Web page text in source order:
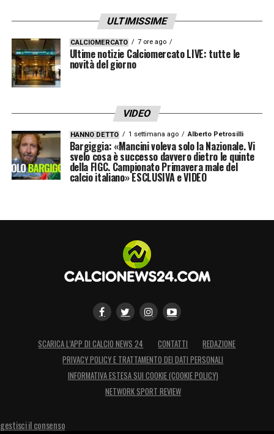
ULTIMISSIME
CALCIOMERCATO 7 ore ago
Ultime notizie Calciomercato LIVE: tutte le
novità del giorno
VIDEO
HANNO DETTO 1 settimana ago Alberto Petrosilli
Bargiggia: «Mancini voleva solo la Nazionale. Vi
svelo cosa è successo davvero dietro le quinte
della FIGC. Campionato Primavera male del
calcio italiano» ESCLUSIVA e VIDEO
SCARICA L’APP DI CALCIO NEWS 24 CONTATTI
REDAZIONE
PRIVACY POLICY E TRATTAMENTO DEI DATI PERSONALI
INFORMATIVA ESTESA SUI COOKIE (COOKIE POLICY)
NETWORK SPORT REVIEW
gestisci il consenso